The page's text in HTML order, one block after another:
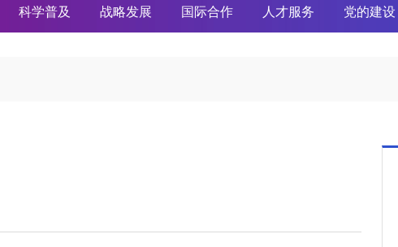
科学普及 战略发展 国际合作 人才服务 党的建设